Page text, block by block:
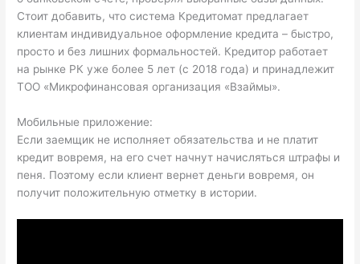
Стоит добавить, что система Кредитомат предлагает
клиентам индивидуальное оформление кредита – быстро,
просто и без лишних формальностей. Кредитор работает
на рынке РК уже более 5 лет (с 2018 года) и принадлежит
ТОО «Микрофинансовая организация «Взаймы».
Мобильные приложение:
Если заемщик не исполняет обязательства и не платит
кредит вовремя, на его счет начнут начисляться штрафы и
пеня. Поэтому если клиент вернет деньги вовремя, он
получит положительную отметку в истории.